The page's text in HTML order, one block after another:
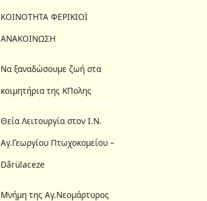
ΚΟΙΝΟΤΗΤΑ ΦΕΡΙΚΙΟΪ
ΑΝΑΚΟΙΝΩΣΗ
Να ξαναδώσουμε ζωή στα
κοιμητήρια της ΚΠολης
Θεία Λειτουργία στον Ι.N.
Αγ.Γεωργίου Πτωχοκομείου –
Dârülaceze
Μνήμη της Αγ.Νεομάρτυρος